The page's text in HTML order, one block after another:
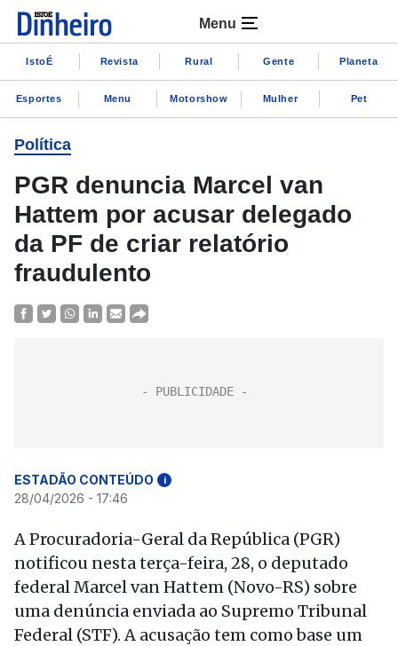
Menu
IstoÉ Revista Rural Gente Planeta
Esportes Menu Motorshow Mulher Pet
Política
PGR denuncia Marcel van
Hattem por acusar delegado
da PF de criar relatório
fraudulento
ESTADÃO CONTEÚDO i
28/04/2026 - 17:46
A Procuradoria-Geral da República (PGR)
notificou nesta terça-feira, 28, o deputado
federal Marcel van Hattem (Novo-RS) sobre
uma denúncia enviada ao Supremo Tribunal
Federal (STF). A acusação tem como base um